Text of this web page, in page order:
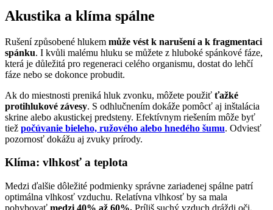
Akustika a klíma spálne
Rušení způsobené hlukem může vést k narušení a k fragmentaci
spánku. I kvůli malému hluku se můžete z hluboké spánkové fáze,
která je důležitá pro regeneraci celého organismu, dostat do lehčí
fáze nebo se dokonce probudit.
Ak do miestnosti preniká hluk zvonku, môžete použiť ťažké
protihlukové závesy. S odhlučnením dokáže pomôcť aj inštalácia
skrine alebo akustickej predsteny. Efektívnym riešením môže byť
tiež počúvanie bieleho, ružového alebo hnedého šumu. Odviesť
pozornosť dokážu aj zvuky prírody.
Klíma: vlhkosť a teplota
Medzi ďalšie dôležité podmienky správne zariadenej spálne patrí
optimálna vlhkosť vzduchu. Relatívna vlhkosť by sa mala